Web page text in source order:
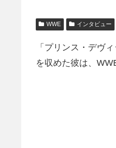
WWE インタビュー
「プリンス・デヴ
を収めた彼は、